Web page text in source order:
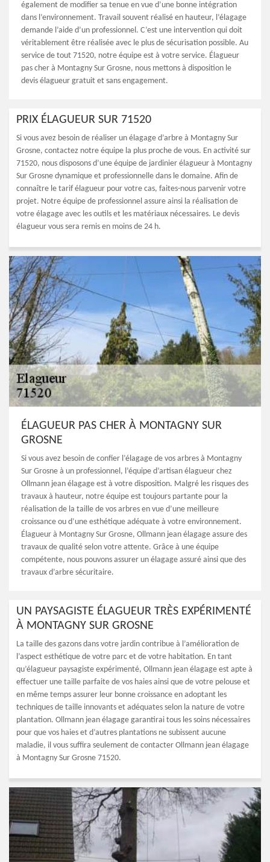
également de modifier sa tenue en vue d’une bonne intégration
dans l’environnement. Travail souvent réalisé en hauteur, l’élagage
demande l’aide d’un professionnel. C’est une intervention qui doit
véritablement être réalisée avec le plus de sécurisation possible. Au
service de tout 71520, notre équipe est à votre service. Élagueur
pas cher à Montagny Sur Grosne, nous mettons à disposition le
devis élagueur gratuit et sans engagement.
PRIX ÉLAGUEUR SUR 71520
Si vous avez besoin de réaliser un élagage d’arbre à Montagny Sur
Grosne, contactez notre équipe la plus proche de vous. En activité sur
71520, nous disposons d’une équipe de jardinier élagueur à Montagny
Sur Grosne dynamique et professionnelle dans le domaine. Afin de
connaître le tarif élagueur pour votre cas, faites-nous parvenir votre
projet. Notre équipe de professionnel assure ainsi la réalisation de
votre élagage avec les outils et les matériaux nécessaires. Le devis
élagueur vous sera remis en moins de 24 h.
ÉLAGUEUR PAS CHER À MONTAGNY SUR
GROSNE
Si vous avez besoin de confier l’élagage de vos arbres à Montagny
Sur Grosne à un professionnel, l’équipe d’artisan élagueur chez
Ollmann jean élagage est à votre disposition. Malgré les risques des
travaux à hauteur, notre équipe est toujours partante pour la
réalisation de la taille de vos arbres en vue d’une meilleure
croissance ou d’une esthétique adéquate à votre environnement.
Élagueur à Montagny Sur Grosne, Ollmann jean élagage assure des
travaux de qualité selon votre attente. Grâce à une équipe
compétente, nous pouvons assurer un élagage assuré ainsi que des
travaux d’arbre sécuritaire.
UN PAYSAGISTE ÉLAGUEUR TRÈS EXPÉRIMENTÉ
À MONTAGNY SUR GROSNE
La taille des gazons dans votre jardin contribue à l’amélioration de
l’aspect esthétique de votre parc et de votre habitation. En tant
qu’élagueur paysagiste expérimenté, Ollmann jean élagage est apte à
effectuer une taille parfaite de vos haies ainsi que de votre pelouse et
en même temps assurer leur bonne croissance en adoptant les
techniques de taille innovants et adéquates selon la nature de votre
plantation. Ollmann jean élagage garantirai tous les soins nécessaires
pour que vos haies et d’autres plantations ne subissent aucune
maladie, il vous suffira seulement de contacter Ollmann jean élagage
à Montagny Sur Grosne 71520.